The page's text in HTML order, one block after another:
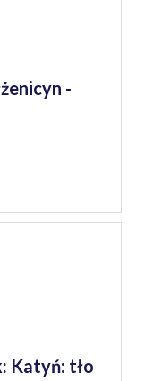
-
Katyń: tło